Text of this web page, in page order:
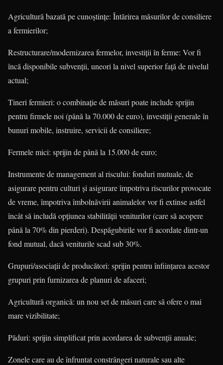
Agricultură bazată pe cunoștințe: Întărirea măsurilor de consiliere
a fermierilor;
Restructurare/modernizarea ferme­lor, investiții în ferme: Vor fi
încă dis­po­ni­bile subvenții, uneori la nivel superior față de nivelul
actual;
Tineri fermieri: o combinație de măsuri poate include sprijin
pentru firmele noi (până la 70.000 de euro), investiții generale în
bunuri mobile, instruire, servicii de consiliere;
Fermele mici: sprijin de până la 15.000 de euro;
Instrumente de management al ris­cu­lui: fonduri mutuale, de
asigurare pen­tru culturi și asigurare împotriva ris­cu­rilor provocate
de vreme, împotriva îmbol­nă­virii animalelor vor fi extinse astfel
încât să includă opțiunea stabilității veniturilor (care să acopere
până la 70% din pierderi). Despăgubirile vor fi acordate dintr-un
fond mutual, dacă veniturile scad sub 30%.
Grupuri/asociații de producători: sprijin pentru înființarea acestor
grupuri prin furnizarea de planuri de afaceri;
Agricultură organică: un nou set de măsuri care să ofere o mai
mare vizibili­tate;
Păduri: sprijin simplificat prin acor­da­rea de subvenții anuale;
Zonele care au de înfruntat cons­trân­geri naturale sau alte